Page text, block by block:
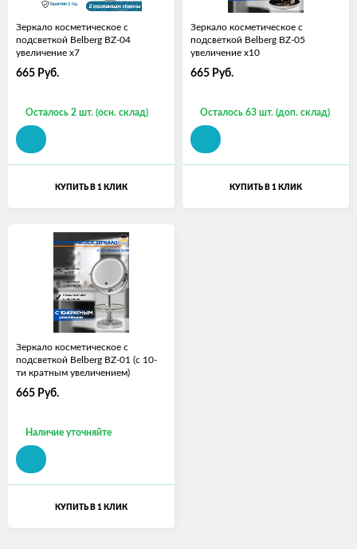
Зеркало косметическое с
подсветкой Belberg BZ-04
увеличение х7
665 Руб.
Осталось 2 шт. (осн. склад)
КУПИТЬ В 1 КЛИК
Зеркало косметическое с
подсветкой Belberg BZ-05
увеличение х10
665 Руб.
Осталось 63 шт. (доп. склад)
КУПИТЬ В 1 КЛИК
Зеркало косметическое с
подсветкой Belberg BZ-01 (с 10-
ти кратным увеличением)
665 Руб.
Наличие уточняйте
КУПИТЬ В 1 КЛИК